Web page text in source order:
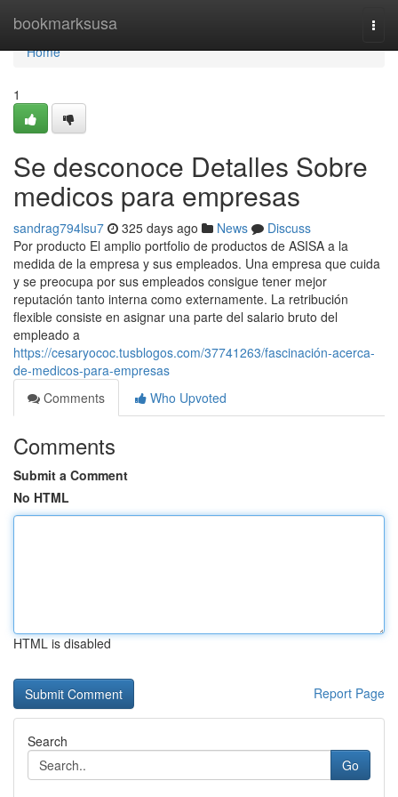
bookmarksusa
Home
Home
1
Se desconoce Detalles Sobre
medicos para empresas
sandrag794lsu7 325 days ago News
Discuss
Por producto El amplio portfolio de productos de ASISA a la
medida de la empresa y sus empleados. Una empresa que cuida
y se preocupa por sus empleados consigue tener mejor
reputación tanto interna como externamente. La retribución
flexible consiste en asignar una parte del salario bruto del
empleado a
https://cesaryococ.tusblogos.com/37741263/fascinación-acerca-
de-medicos-para-empresas
Comments
Who Upvoted
Comments
Submit a Comment
No HTML
HTML is disabled
Report Page
Search
Go